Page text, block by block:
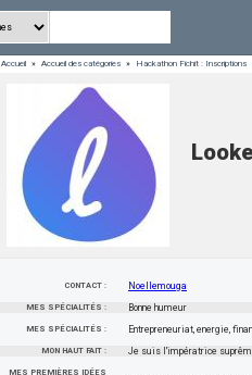
Accueil » Accueil des catégories » Hackathon Fichit : Inscriptions
CONTACT : Noellemouga
MES SPÉCIALITÉS : Bonne humeur
MES SPÉCIALITÉS : Entrepreneuriat, energie,
MON HAUT FAIT : Je suis l'impératrice
MES PREMIÈRES IDÉES